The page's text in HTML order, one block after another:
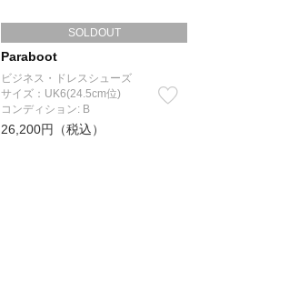
SOLDOUT
Paraboot
ビジネス・ドレスシューズ
サイズ：UK6(24.5cm位)
コンディション: B
26,200円（税込）